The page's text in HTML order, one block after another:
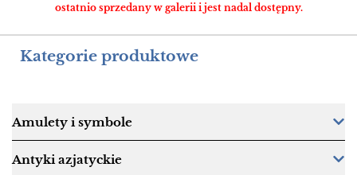
ostatnio sprzedany w galerii i jest nadal dostępny.
Kategorie produktowe
Amulety i symbole
Antyki azjatyckie